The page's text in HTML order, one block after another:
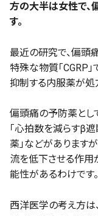
方の大半は女性で、
す。
最近の研究で、偏頭
特殊な物質「CGRP」
抑制する内服薬が処
偏頭痛の予防薬とし
「心拍数を減らすβ
薬」などがあります
流を低下させる作用
能性があるわけです。
西洋医学の考え方は